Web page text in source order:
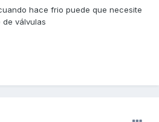
hace frio puede que necesite
válvulas